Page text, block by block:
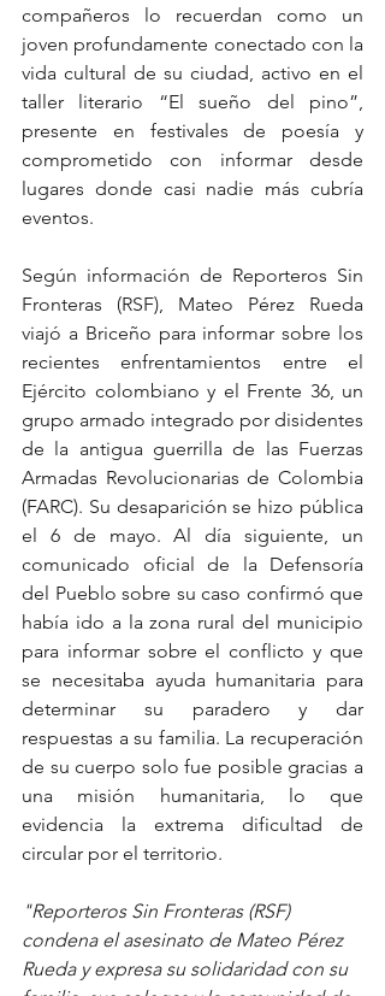
compañeros lo recuerdan como un
joven profundamente conectado con la
vida cultural de su ciudad, activo en el
taller literario “El sueño del pino”,
presente en festivales de poesía y
comprometido con informar desde
lugares donde casi nadie más cubría
eventos.
Según información de Reporteros Sin
Fronteras (RSF), Mateo Pérez Rueda
viajó a Briceño para informar sobre los
recientes enfrentamientos entre el
Ejército colombiano y el Frente 36, un
grupo armado integrado por disidentes
de la antigua guerrilla de las Fuerzas
Armadas Revolucionarias de Colombia
(FARC). Su desaparición se hizo pública
el 6 de mayo. Al día siguiente, un
comunicado oficial de la Defensoría
del Pueblo sobre su caso confirmó que
había ido a la zona rural del municipio
para informar sobre el conflicto y que
se necesitaba ayuda humanitaria para
determinar su paradero y dar
respuestas a su familia. La recuperación
de su cuerpo solo fue posible gracias a
una misión humanitaria, lo que
evidencia la extrema dificultad de
circular por el territorio.
"Reporteros Sin Fronteras (RSF)
condena el asesinato de Mateo Pérez
Rueda y expresa su solidaridad con su